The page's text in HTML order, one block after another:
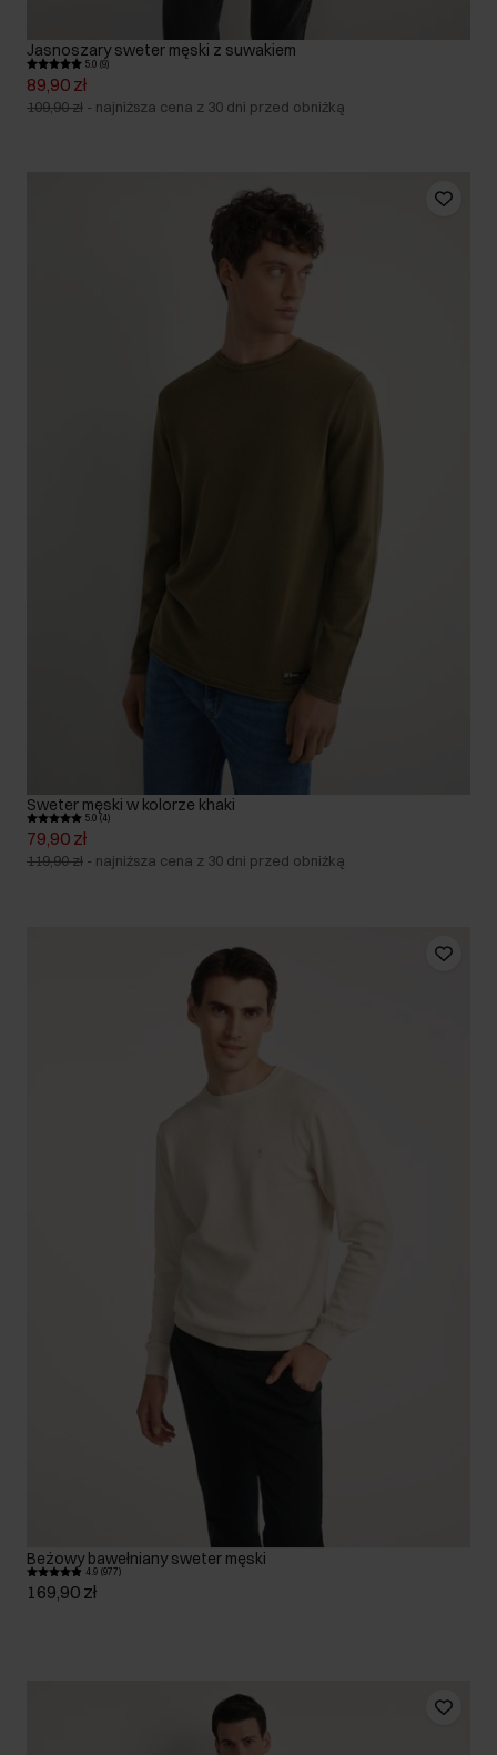
Jasnoszary sweter męski z suwakiem
5.0 (9)
89,90 zł
109,90 zł - najniższa cena z 30 dni przed obniżką
Sweter męski w kolorze khaki
5.0 (4)
79,90 zł
119,90 zł - najniższa cena z 30 dni przed obniżką
Beżowy bawełniany sweter męski
4.9 (977)
169,90 zł